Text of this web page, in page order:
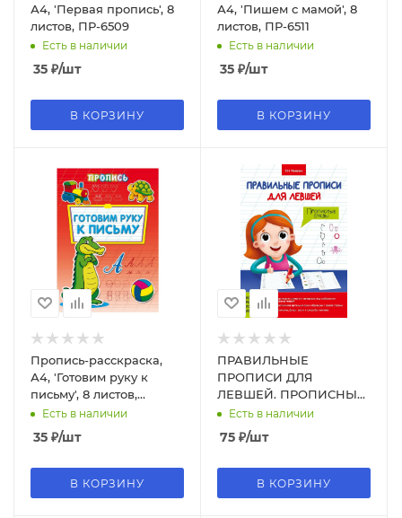
А4, 'Первая пропись', 8
листов, ПР-6509
Есть в наличии
35 ₽/шт
В КОРЗИНУ
А4, 'Пишем с мамой', 8
листов, ПР-6511
Есть в наличии
35 ₽/шт
В КОРЗИНУ
Пропись-расскраска,
А4, 'Готовим руку к
письму', 8 листов,
ПР-6507
Есть в наличии
35 ₽/шт
В КОРЗИНУ
ПРАВИЛЬНЫЕ
ПРОПИСИ ДЛЯ
ЛЕВШЕЙ. ПРОПИСНЫЕ
БУКВЫ
Есть в наличии
75 ₽/шт
В КОРЗИНУ